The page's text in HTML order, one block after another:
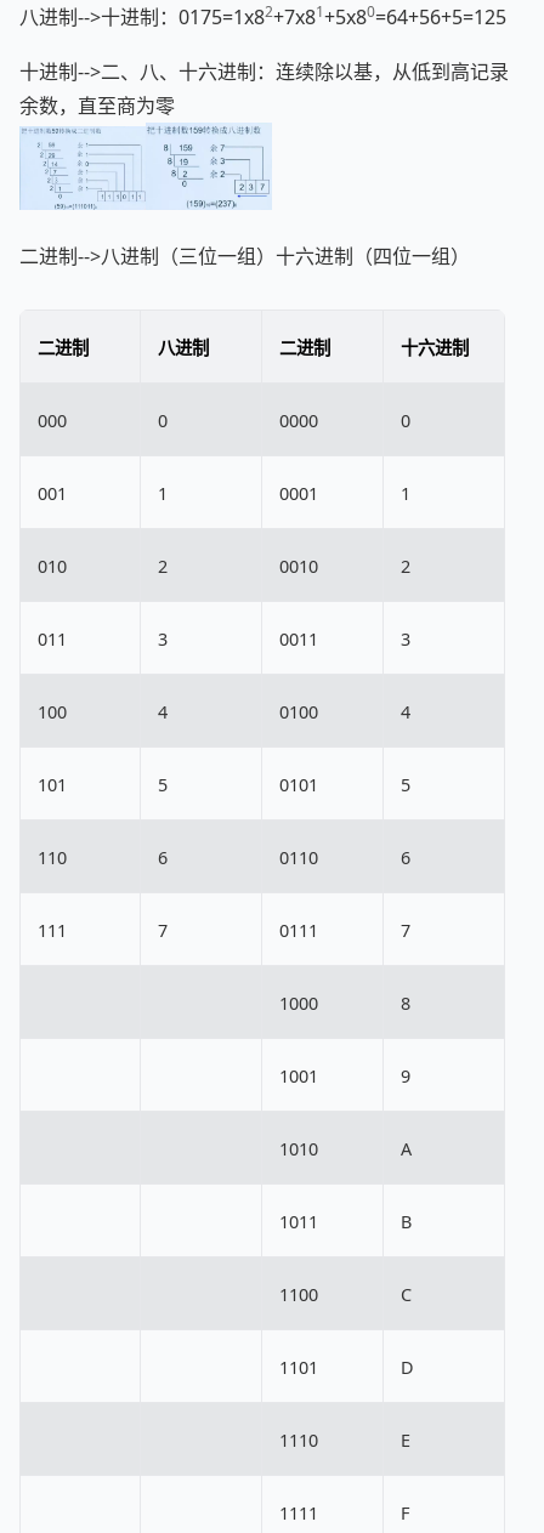
八进制-->十进制：0175=1x82+7x81+5x80=64+56+5=125
十进制-->二、八、十六进制：连续除以基，从低到高记录
余数，直至商为零
二进制-->八进制（三位一组）十六进制（四位一组）
二进制 八进制 二进制 十六进制
000 0 0000 0
001 1 0001 1
010 2 0010 2
011 3 0011 3
100 4 0100 4
101 5 0101 5
110 6 0110 6
111 7 0111 7
1000 8
1001 9
1010 A
1011 B
1100 C
1101 D
1110 E
1111 F